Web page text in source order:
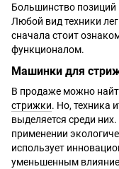
Большинство позиций
Любой вид техники
сначала стоит
функционалом.
Машинки для
В продаже можно
стрижки. Но, техника
выделяется среди
применении
использует
уменьшенным